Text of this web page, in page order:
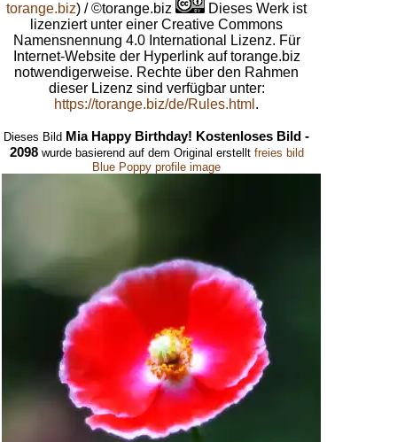
torange.biz) / ©torange.biz
Dieses Werk ist
lizenziert unter einer Creative Commons
Namensnennung 4.0 International Lizenz. Für
Internet-Website der Hyperlink auf torange.biz
notwendigerweise. Rechte über den Rahmen
dieser Lizenz sind verfügbar unter:
https://torange.biz/de/Rules.html .
Dieses Bild Mia Happy Birthday! Kostenloses Bild -
2098wurde basierend auf dem Original erstellt freies bild
Blue Poppy profile image